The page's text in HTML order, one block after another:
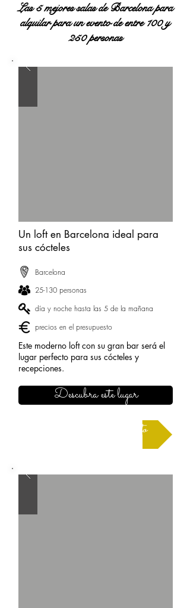
Las 5 mejores salas de Barcelona para
alquilar para un evento de entre 100 y
250 personas
Un loft en Barcelona ideal para
sus cócteles
Barcelona
25-130 personas
día y noche hasta las 5 de la mañana
precios en el presupuesto
Este moderno loft con su gran bar será el
lugar perfecto para sus cócteles y
recepciones.
Descubra este lugar
Solicitar un presupuesto